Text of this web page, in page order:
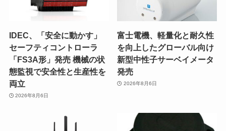
IDEC、「安全に動かす」
セーフティコントローラ
「FS3A形」発売 機械の状
態監視で安全性と生産性を
両立
2026年8月6日
富士電機、軽量化と耐久性
を向上したグローバル向け
新型中性子サーベイメータ
発売
2026年8月6日